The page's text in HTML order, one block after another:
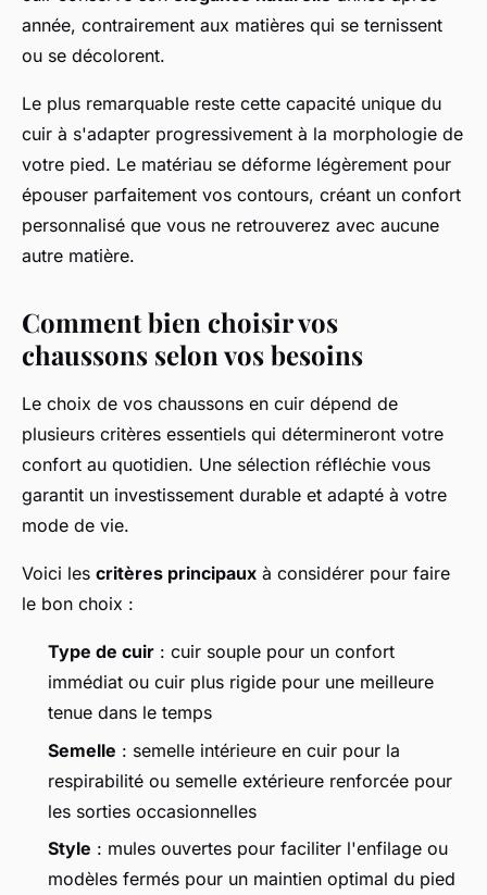
année, contrairement aux matières qui se ternissent
ou se décolorent.
Le plus remarquable reste cette capacité unique du
cuir à s'adapter progressivement à la morphologie de
votre pied. Le matériau se déforme légèrement pour
épouser parfaitement vos contours, créant un confort
personnalisé que vous ne retrouverez avec aucune
autre matière.
Comment bien choisir vos
chaussons selon vos besoins
Le choix de vos chaussons en cuir dépend de
plusieurs critères essentiels qui détermineront votre
confort au quotidien. Une sélection réfléchie vous
garantit un investissement durable et adapté à votre
mode de vie.
Voici les critères principaux à considérer pour faire
le bon choix :
Type de cuir : cuir souple pour un confort
immédiat ou cuir plus rigide pour une meilleure
tenue dans le temps
Semelle : semelle intérieure en cuir pour la
respirabilité ou semelle extérieure renforcée pour
les sorties occasionnelles
Style : mules ouvertes pour faciliter l'enfilage ou
modèles fermés pour un maintien optimal du pied